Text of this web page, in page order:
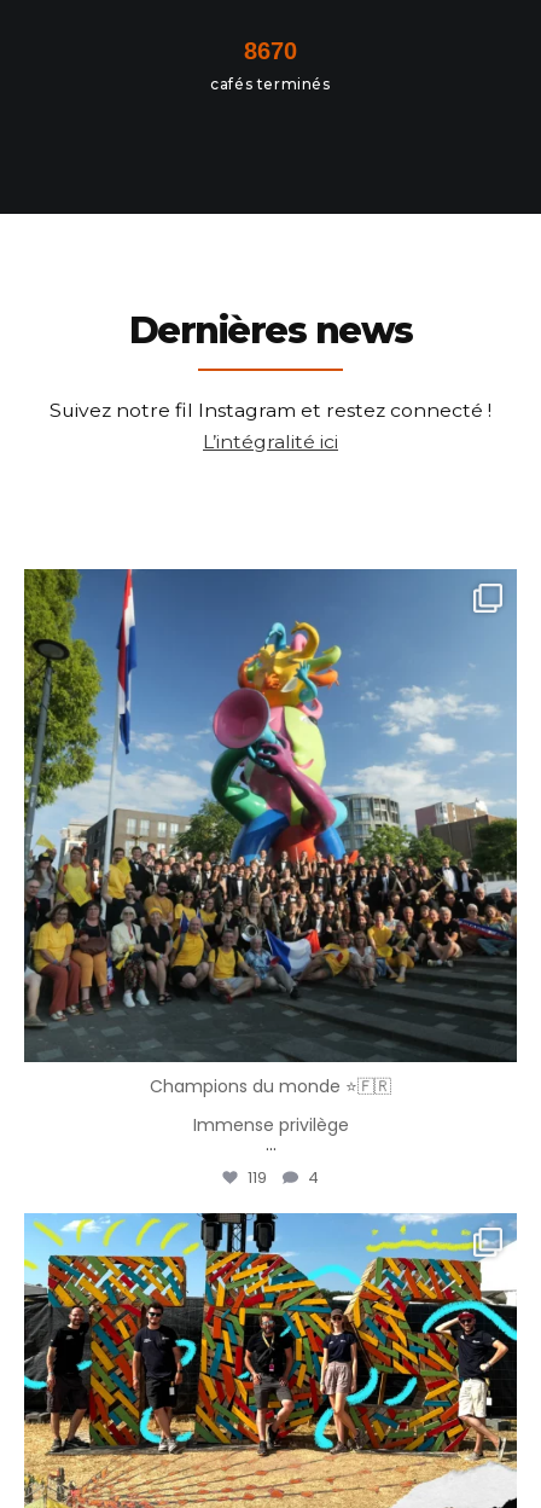
8670
cafés terminés
Dernières news
Suivez notre fil Instagram et restez connecté !
L’intégralité ici
Champions du monde ⭐️🇫🇷
Immense privilège
...
119 4
vbpresta
Juil 23